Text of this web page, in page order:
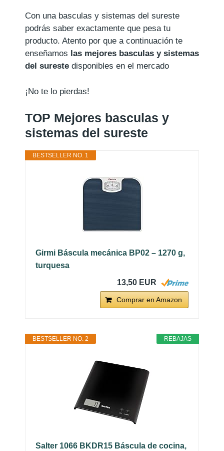
Con una basculas y sistemas del sureste
podrás saber exactamente que pesa tu
producto. Atento por que a continuación te
enseñamos las mejores basculas y sistemas
del sureste disponibles en el mercado
¡No te lo pierdas!
TOP Mejores basculas y
sistemas del sureste
BESTSELLER NO. 1
Girmi Báscula mecánica BP02 – 1270 g,
turquesa
13,50 EUR
Comprar en Amazon
REBAJAS
BESTSELLER NO. 2
Salter 1066 BKDR15 Báscula de cocina,